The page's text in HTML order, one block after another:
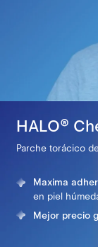
HALO®
Parche torácico
Maxima
en piel
Mejor precio